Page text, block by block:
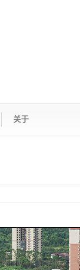
关于